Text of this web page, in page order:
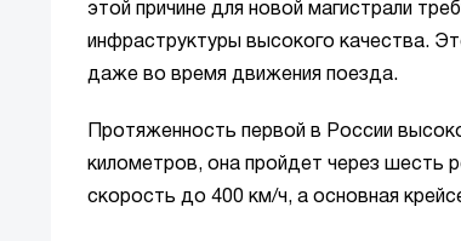
этой причине для новой магистрали
инфраструктуры высокого качества.
даже во время движения поезда.
Протяженность первой в России
километров, она пройдет через шесть
скорость до 400 км/ч, а основная